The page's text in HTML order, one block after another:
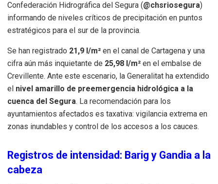
Confederación Hidrográfica del Segura (@chsriosegura)
informando de niveles críticos de precipitación en puntos
estratégicos para el sur de la provincia.
Se han registrado 21,9 l/m² en el canal de Cartagena y una
cifra aún más inquietante de 25,98 l/m² en el embalse de
Crevillente. Ante este escenario, la Generalitat ha extendido
el nivel amarillo de preemergencia hidrológica a la
cuenca del Segura. La recomendación para los
ayuntamientos afectados es taxativa: vigilancia extrema en
zonas inundables y control de los accesos a los cauces.
Registros de intensidad: Barig y Gandia a la
cabeza